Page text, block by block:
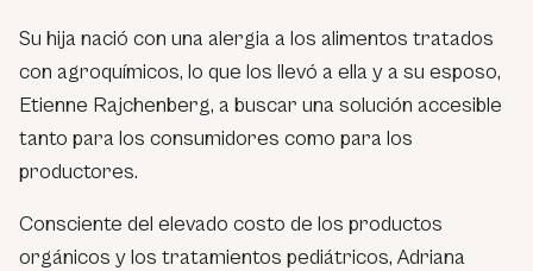
Su hija nació con una alergia a los alimentos tratados
con agroquímicos, lo que los llevó a ella y a su esposo,
Etienne Rajchenberg, a buscar una solución accesible
tanto para los consumidores como para los
productores.
Consciente del elevado costo de los productos
orgánicos y los tratamientos pediátricos, Adriana